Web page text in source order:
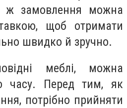
ж замовлення можна
щоб отримати
швидко й зручно.
меблі, можна
часу. Перед тим, як
потрібно прийняти